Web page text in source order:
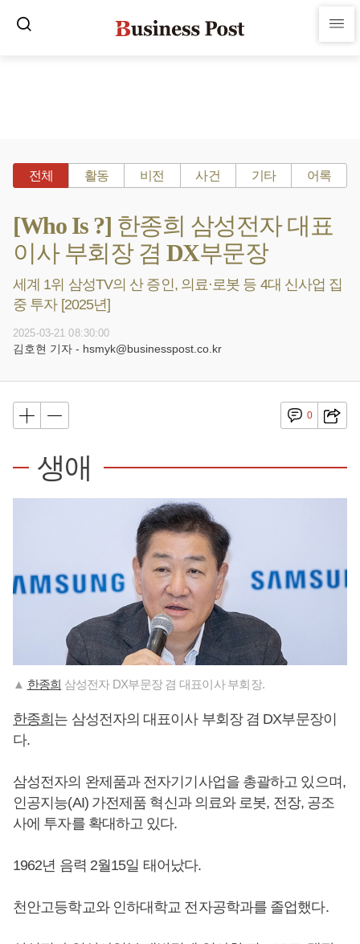
전체 활동 비전 사건 기타 어록
[Who Is ?] 한종희 삼성전자 대표
이사 부회장 겸 DX부문장
세계 1위 삼성TV의 산 증인, 의료·로봇 등 4대 신사업 집
중 투자 [2025년]
2025-03-21 08:30:00
김호현 기자 - hsmyk@businesspost.co.kr
0
생애
▲ 한종희 삼성전자 DX부문장 겸 대표이사 부회장.
한종희 는 삼성전자의 대표이사 부회장 겸 DX부문장이
다.
삼성전자의 완제품과 전자기기사업을 총괄하고 있으며,
인공지능(AI) 가전제품 혁신과 의료와 로봇, 전장, 공조
사에 투자를 확대하고 있다.
1962년 음력 2월15일 태어났다.
천안고등학교와 인하대학교 전자공학과를 졸업했다.